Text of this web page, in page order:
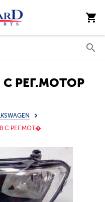
С РЕГ.МОТОР
С РЕГ.МОТ�.